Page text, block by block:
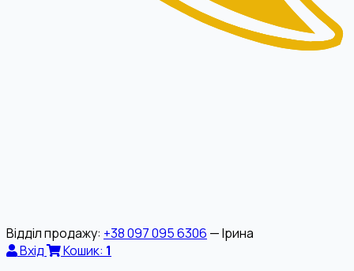
Відділ продажу: +38 097 095 6306 — Ірина
Вхід
Кошик: 1